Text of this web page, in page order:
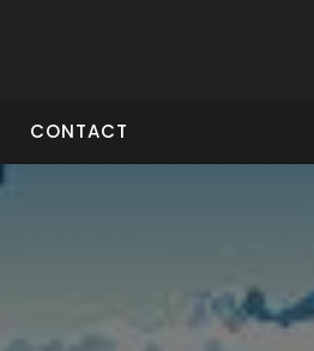
CONTACT